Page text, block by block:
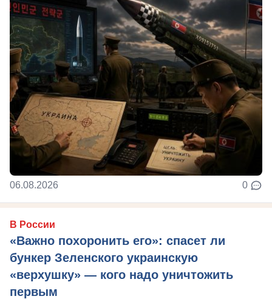
06.08.2026 0
В России
«Важно похоронить его»: спасет ли
бункер Зеленского украинскую
«верхушку» — кого надо уничтожить
первым